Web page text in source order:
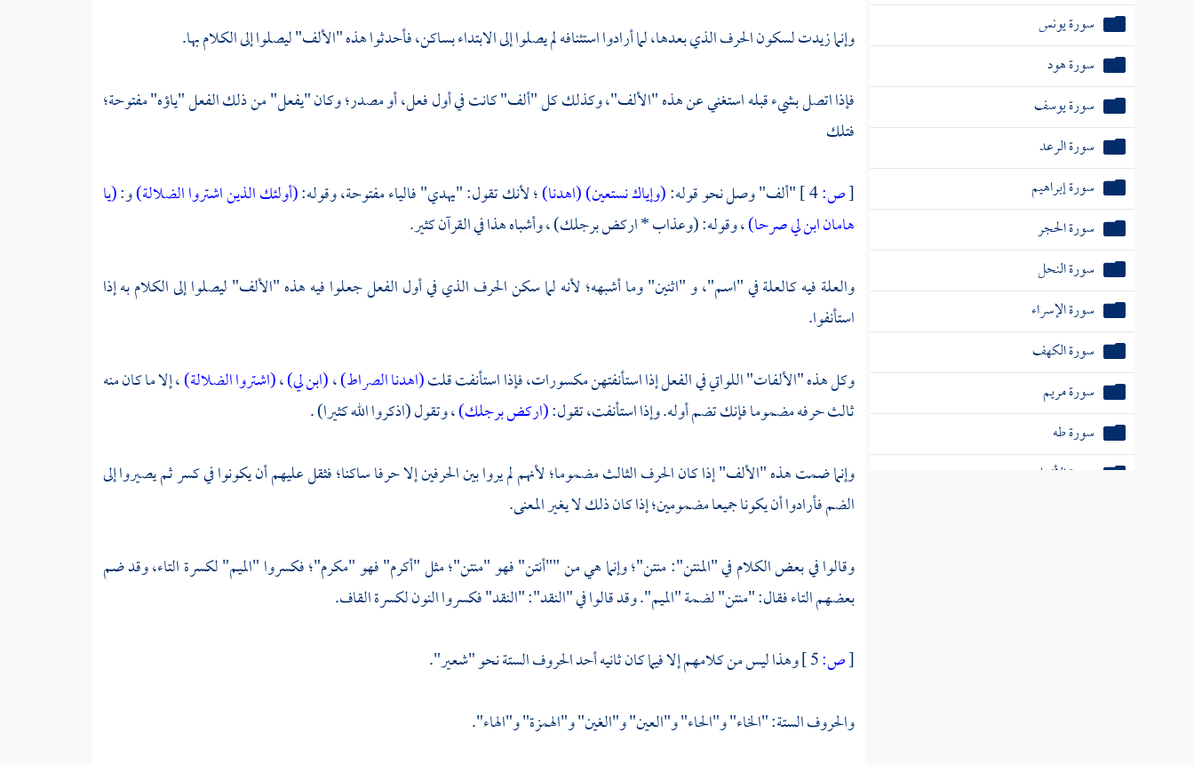
سورة يونس
سورة هود
سورة يوسف
سورة الرعد
سورة إبراهيم
سورة الحجر
سورة النحل
سورة الإسراء
سورة الكهف
سورة مريم
سورة طه
سورة الأنبياء
وإنما زيدت لسكون الحرف الذي بعدها، لما أرادوا استئنافه لم يصلوا إلى الابتداء بساكن، فأحدثوا هذه "الألف" ليصلوا إلى الكلام بها.
فإذا اتصل بشيء قبله استغني عن هذه "الألف"، وكذلك كل "ألف" كانت في أول فعل، أو مصدر؛ وكان "يفعل" من ذلك الفعل "ياؤه" مفتوحة؛
فتلك
[ص:4 ] "ألف" وصل نحو قوله:(وإياك نستعين)(اهدنا)؛ لأنك تقول: "يهدي" فالياء مفتوحة، وقوله:(أولئك الذين اشتروا الضلالة)و:(يا
هامان ابن لي صرحا)، وقوله: (وعذاب * اركض برجلك) ، وأشباه هذا في القرآن كثير.
والعلة فيه كالعلة في "اسم"، و "اثنين" وما أشبهه؛ لأنه لما سكن الحرف الذي في أول الفعل جعلوا فيه هذه "الألف" ليصلوا إلى الكلام به إذا
استأنفوا.
وكل هذه "الألفات" اللواتي في الفعل إذا استأنفتهن مكسورات، فإذا استأنفت قلت(اهدنا الصراط)،(ابن لي)،(اشتروا الضلالة)، إلا ما كان منه
ثالث حرفه مضموما فإنك تضم أوله. وإذا استأنفت، تقول:(اركض برجلك)، وتقول (اذكروا الله كثيرا) .
وإنما ضمت هذه "الألف" إذا كان الحرف الثالث مضموما؛ لأنهم لم يروا بين الحرفين إلا حرفا ساكنا؛ فثقل عليهم أن يكونوا في كسر ثم يصيروا إلى
الضم فأرادوا أن يكونا جميعا مضمومين؛ إذا كان ذلك لا يغير المعنى.
وقالوا في بعض الكلام في "المنتن": منتن"؛ وإنما هي من ""أنتن" فهو "منتن"؛ مثل "أكرم" فهو "مكرم"؛ فكسروا "الميم" لكسرة التاء، وقد ضم
بعضهم التاء فقال: "منتن" لضمة "الميم". وقد قالوا في "النقد": "النقد" فكسروا النون لكسرة القاف.
[ص:
وهذا ليس من كلامهم إلا فيما كان ثانيه أحد الحروف الستة نحو "شعير".
والحروف الستة: "الخاء" و"الحاء" و"العين" و"الغين" و"الهمزة" و"الهاء".